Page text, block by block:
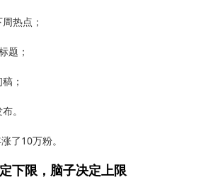
热点；
题；
；
。
了10万粉。
下限，脑子决定上限